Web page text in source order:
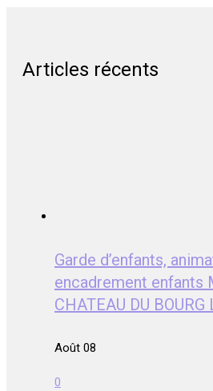
Articles récents
Garde d’enfants,
encadrement enfants
CHATEAU DU
Août 08
0